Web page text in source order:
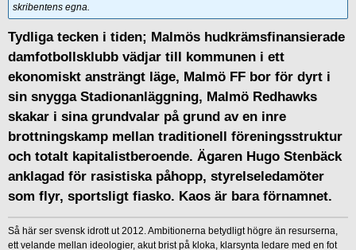
skribentens egna.
Tydliga tecken i tiden; Malmös hudkrämsfinansierade
damfotbollsklubb vädjar till kommunen i ett
ekonomiskt ansträngt läge, Malmö FF bor för dyrt i
sin snygga Stadionanläggning, Malmö Redhawks
skakar i sina grundvalar på grund av en inre
brottningskamp mellan traditionell föreningsstruktur
och totalt kapitalistberoende. Ägaren Hugo Stenbäck
anklagad för rasistiska påhopp, styrelseledamöter
som flyr, sportsligt fiasko. Kaos är bara förnamnet.
Så här ser svensk idrott ut 2012. Ambitionerna betydligt högre än resurserna,
ett velande mellan ideologier, akut brist på kloka, klarsynta ledare med en fot